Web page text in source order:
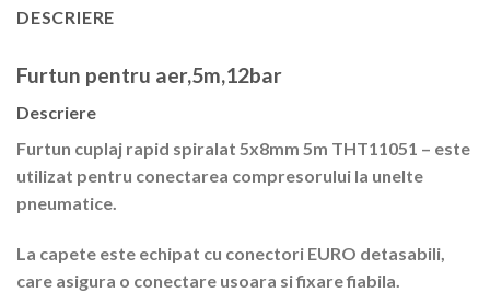
DESCRIERE
Furtun pentru aer,5m,12bar
Descriere
Furtun cuplaj rapid spiralat 5x8mm 5m THT11051 – este
utilizat pentru conectarea compresorului la unelte
pneumatice.
La capete este echipat cu conectori EURO detasabili,
care asigura o conectare usoara si fixare fiabila.